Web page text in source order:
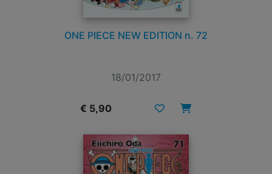
ONE PIECE NEW EDITION n. 72
18/01/2017
€ 5,90